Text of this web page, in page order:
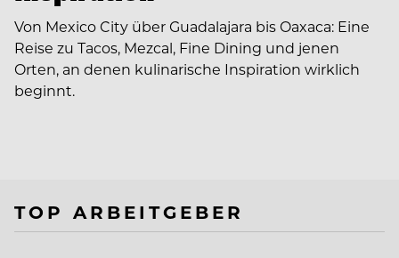
Von Mexico City über Guadalajara bis Oaxaca: Eine
Reise zu Tacos, Mezcal, Fine Dining und jenen
Orten, an denen kulinarische Inspiration wirklich
beginnt.
TOP ARBEITGEBER